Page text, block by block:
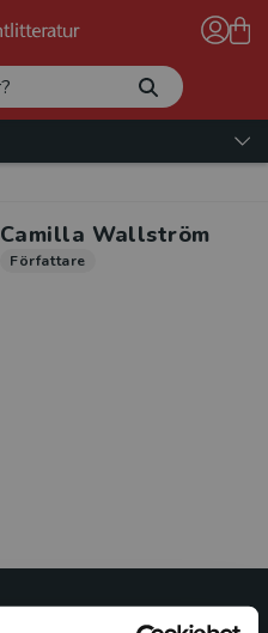
Camilla Wallström
Författare